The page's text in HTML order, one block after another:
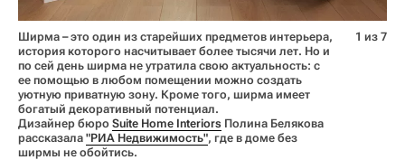
Ширма – это один из старейших предметов интерьера,
история которого насчитывает более тысячи лет. Но и
по сей день ширма не утратила свою актуальность: с
ее помощью в любом помещении можно создать
уютную приватную зону. Кроме того, ширма имеет
богатый декоративный потенциал.
Дизайнер бюро Suite Home Interiors Полина Белякова
рассказала "РИА Недвижимость", где в доме без
ширмы не обойтись.
1 из 7